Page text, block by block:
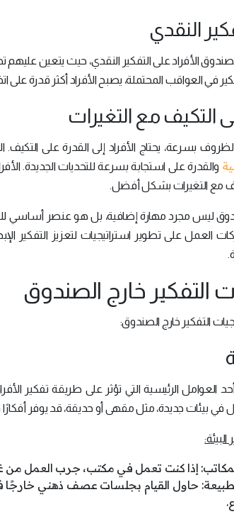
الأفراد على التفكير النقدي، حيث يتعين عليهم
في العواقب المحتملة، يصبح الأفراد أكثر قدرة على
بسرعة، يحتاج الأفراد إلى القدرة على
والقدرة على استجابة بسرعة للتحديات الجديدة.
مع التغيرات بشكل أفضل.
ليس مجرد مهارة إضافية، بل هو عنصر أساسي
العمل على تطوير استراتيجيات لتعزيز
التفكير خارج الصندوق
التفكير خارج الصندوق:
العوامل الرئيسية التي تؤثر على طريقة تفكير
بيئات جديدة، مثل مقهى أو حديقة، قد يوفر
إذا كنت تعمل في مكتب، جرب العمل من
حاول القيام بجلسات عصف ذهني خارجًا